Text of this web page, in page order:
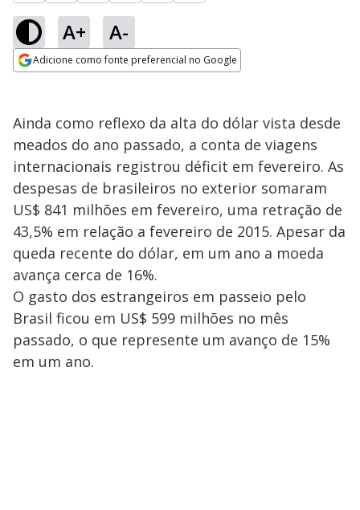
A+ A-
Adicione como fonte preferencial no Google
Ainda como reflexo da alta do dólar vista desde
meados do ano passado, a conta de viagens
internacionais registrou déficit em fevereiro. As
despesas de brasileiros no exterior somaram
US$ 841 milhões em fevereiro, uma retração de
43,5% em relação a fevereiro de 2015. Apesar da
queda recente do dólar, em um ano a moeda
avança cerca de 16%.
O gasto dos estrangeiros em passeio pelo
Brasil ficou em US$ 599 milhões no mês
passado, o que represente um avanço de 15%
em um ano.